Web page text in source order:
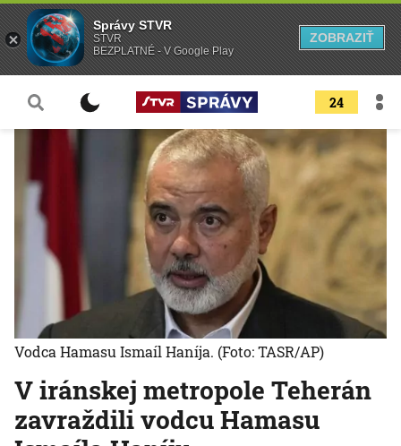
24
V iránskej metropole Teherán
zavraždili vodcu Hamasu
Vodca Hamasu Ismaíl Haníja. (Foto: TASR/AP)
Správy STVR
STVR
BEZPLATNÉ - V Google Play
ZOBRAZIŤ